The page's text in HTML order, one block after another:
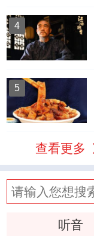
4
5
查看更多
听音